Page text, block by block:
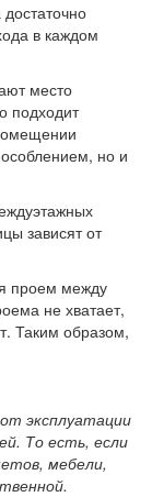
в каждом
место
подходит
но и
зависят от
проем между
не хватает,
Таким образом,
эксплуатации
То есть, если
мебели,